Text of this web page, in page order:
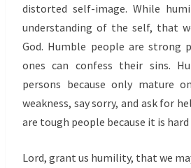
distorted self-image. While
understanding of the self, that
God. Humble people are strong
ones can confess their sins.
persons because only mature
weakness, say sorry, and ask for
are tough people because it is
Lord, grant us humility, that we